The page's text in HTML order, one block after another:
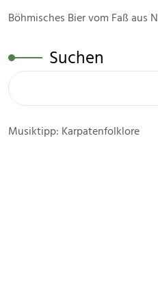
Böhmisches Bier vom Faß aus
Suchen
Musiktipp: Karpatenfolklore